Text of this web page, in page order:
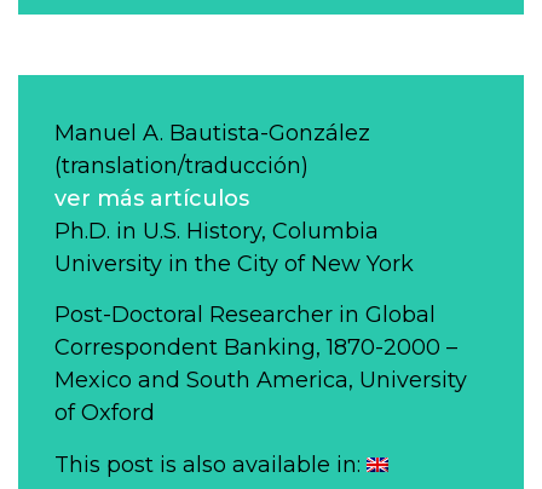
Manuel A. Bautista-González
(translation/traducción)
ver más artículos
Ph.D. in U.S. History, Columbia
University in the City of New York
Post-Doctoral Researcher in Global
Correspondent Banking, 1870-2000 –
Mexico and South America, University
of Oxford
This post is also available in: